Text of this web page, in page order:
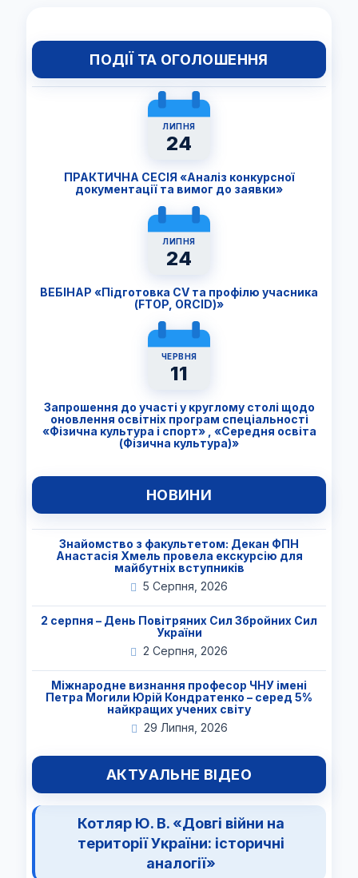
ПОДІЇ ТА ОГОЛОШЕННЯ
ЛИПНЯ
24
ПРАКТИЧНА СЕСІЯ «Аналіз конкурсної
документації та вимог до заявки»
ЛИПНЯ
24
ВЕБІНАР «Підготовка CV та профілю учасника
(FTОP, ORCID)»
ЧЕРВНЯ
11
Запрошення до участі у круглому столі щодо
оновлення освітніх програм спеціальності
«Фізична культура і спорт» , «Середня освіта
(Фізична культура)»
НОВИНИ
Знайомство з факультетом: Декан ФПН
Анастасія Хмель провела екскурсію для
майбутніх вступників
5 Серпня, 2026
2 серпня – День Повітряних Сил Збройних Сил
України
2 Серпня, 2026
Міжнародне визнання професор ЧНУ імені
Петра Могили Юрій Кондратенко – серед 5%
найкращих учених світу
29 Липня, 2026
АКТУАЛЬНЕ ВІДЕО
Котляр Ю. В. «Довгі війни на
території України: історичні
аналогії»